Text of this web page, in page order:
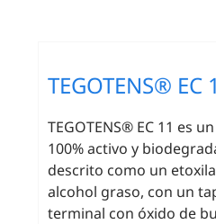
TEGOTENS® EC
TEGOTENS® EC 11 es
100% activo y
descrito como un
alcohol graso, con un
terminal con óxido de